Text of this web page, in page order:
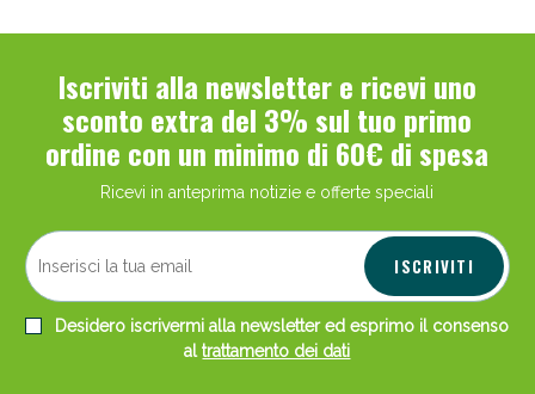
Iscriviti alla newsletter e ricevi uno
sconto extra del 3% sul tuo primo
ordine con un minimo di 60€ di spesa
Ricevi in anteprima notizie e offerte speciali
ISCRIVITI
Desidero iscrivermi alla newsletter ed esprimo il consenso
altrattamento dei dati